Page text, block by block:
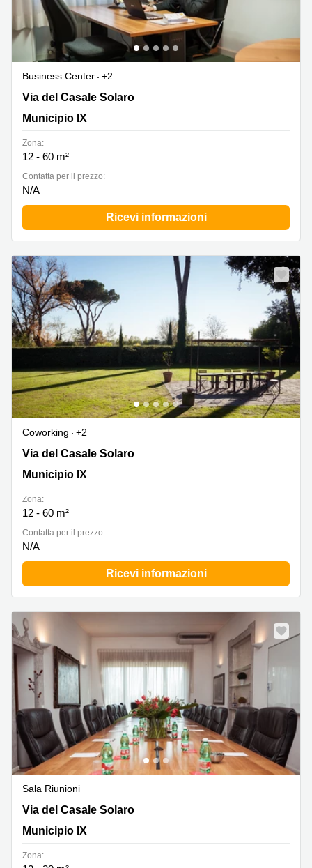
Business Center
+2
Via del Casale Solaro 119, Municipio IX
Via del Casale Solaro
Municipio IX
Zona:
12 - 60 m²
Сontatta per il prezzo:
N/A
Ricevi informazioni
Coworking
+2
Via del Casale Solaro 119, Municipio IX
Via del Casale Solaro
Municipio IX
Zona:
12 - 60 m²
Сontatta per il prezzo:
N/A
Ricevi informazioni
Sala Riunioni
Via del Casale Solaro 119, Municipio IX
Via del Casale Solaro
Municipio IX
Zona: